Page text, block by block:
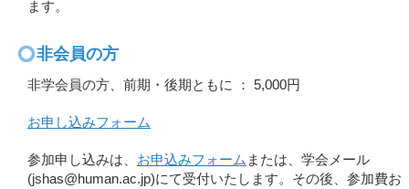
ます。
非会員の方
非学会員の方、前期・後期ともに ： 5,000円
お申し込みフォーム
参加申し込みは、 お申込みフォーム または、学会メール
(jshas@human.ac.jp)にて受付いたします。その後、参加費お